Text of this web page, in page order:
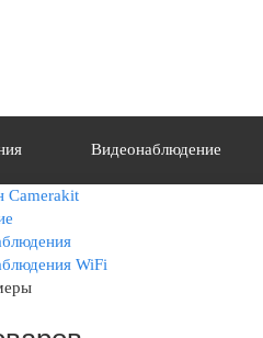
Видеонаблюдение
Camerakit
WiFi